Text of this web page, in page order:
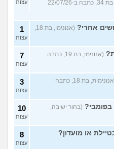
(אחת, בת 34, כתבה ב-22/07/26
עצות
אחרי?
(אנונימי, בת 18,
1
עצות
(אנונימי, בת 19, כתבה
7
עצות
(אנונימית, בת 18, כתבה
3
עצות
(בחור ישיבה,
10
עצות
או מועדון? 8
עצות